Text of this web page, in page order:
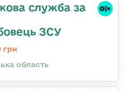
служба за
ЗСУ
грн
область